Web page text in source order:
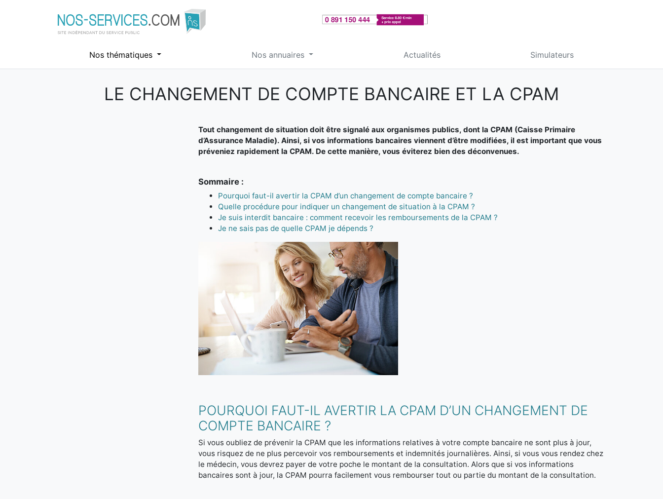
Nos thématiques Nos annuaires Actualités Simulateurs
LE CHANGEMENT DE COMPTE BANCAIRE ET LA CPAM
Tout changement de situation doit être signalé aux organismes publics, dont la CPAM (Caisse Primaire
d’Assurance Maladie). Ainsi, si vos informations bancaires viennent d’être modifiées, il est important que vous
préveniez rapidement la CPAM. De cette manière, vous éviterez bien des déconvenues.
Sommaire :
Pourquoi faut-il avertir la CPAM d’un changement de compte bancaire ?
Quelle procédure pour indiquer un changement de situation à la CPAM ?
Je suis interdit bancaire : comment recevoir les remboursements de la CPAM ?
Je ne sais pas de quelle CPAM je dépends ?
POURQUOI FAUT-IL AVERTIR LA CPAM D’UN CHANGEMENT DE
COMPTE BANCAIRE ?
Si vous oubliez de prévenir la CPAM que les informations relatives à votre compte bancaire ne sont plus à jour,
vous risquez de ne plus percevoir vos remboursements et indemnités journalières. Ainsi, si vous vous rendez chez
le médecin, vous devrez payer de votre poche le montant de la consultation. Alors que si vos informations
bancaires sont à jour, la CPAM pourra facilement vous rembourser tout ou partie du montant de la consultation.